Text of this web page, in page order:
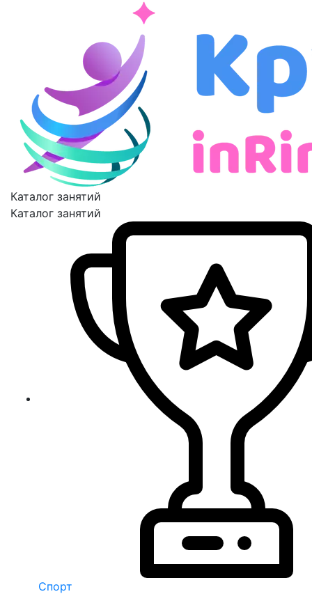
Каталог занятий
Каталог занятий
Спорт